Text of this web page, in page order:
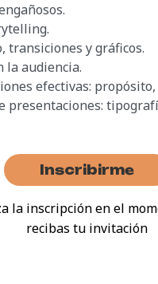
transiciones y gráficos.
la audiencia.
efectivas:
presentaciones:
Inscribirme
la inscripción en el
recibas tu invitación